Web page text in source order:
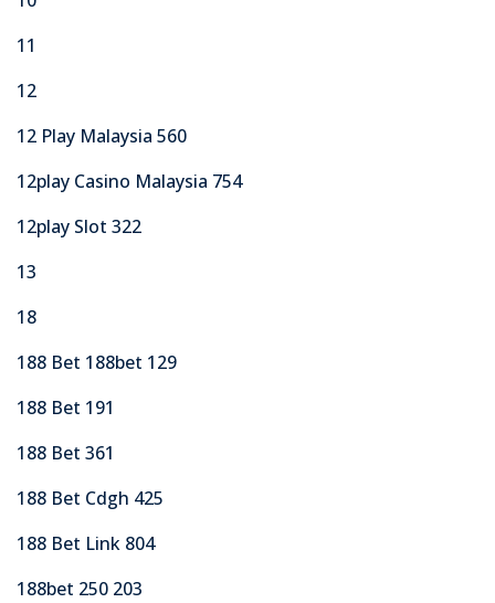
11
12
12 Play Malaysia 560
12play Casino Malaysia 754
12play Slot 322
13
18
188 Bet 188bet 129
188 Bet 191
188 Bet 361
188 Bet Cdgh 425
188 Bet Link 804
188bet 250 203